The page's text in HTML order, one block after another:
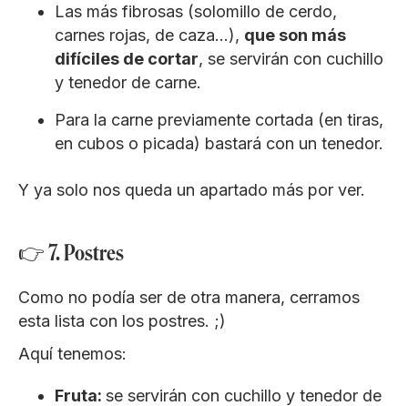
Las más fibrosas (solomillo de cerdo,
carnes rojas, de caza…), que son más
difíciles de cortar, se servirán con cuchillo
y tenedor de carne.
Para la carne previamente cortada (en tiras,
en cubos o picada) bastará con un tenedor.
Y ya solo nos queda un apartado más por ver.
👉 7. Postres
Como no podía ser de otra manera, cerramos
esta lista con los postres. ;)
Aquí tenemos:
Fruta: se servirán con cuchillo y tenedor de